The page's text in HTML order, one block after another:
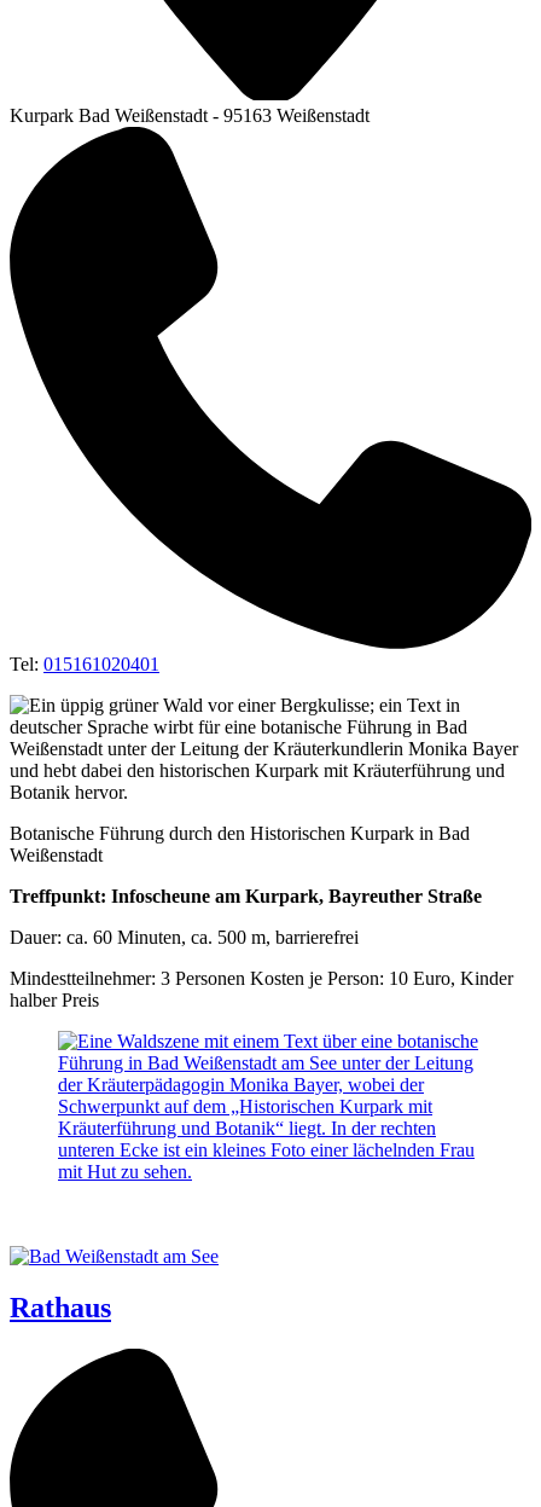
Kurpark Bad Weißenstadt - 95163 Weißenstadt
Tel: 015161020401
Bota­ni­sche Füh­rung durch den His­to­ri­schen Kur­park in Bad
Weißenstadt
Treff­punkt: Info­scheu­ne am Kur­park, Bay­reu­ther Straße
Dau­er: ca. 60 Minu­ten, ca. 500 m, barrierefrei
Min­dest­teil­neh­mer: 3 Per­so­nen Kos­ten je Per­son: 10 Euro, Kin­der
hal­ber Preis
Rathaus